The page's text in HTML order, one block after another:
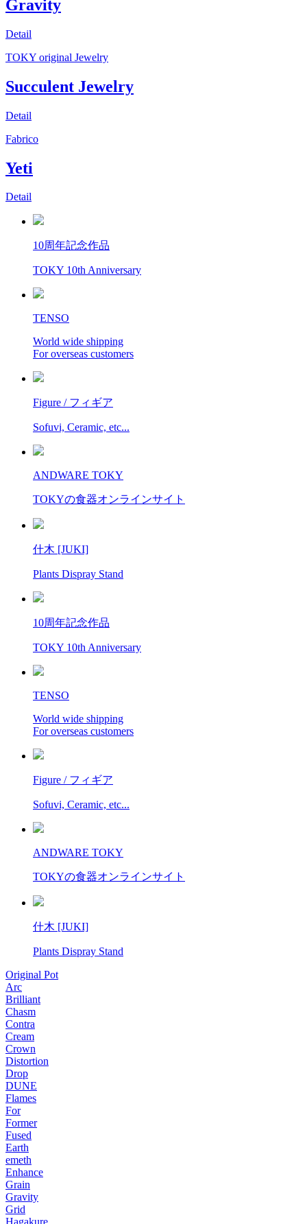
Gravity
Detail
TOKY original Jewelry
Succulent Jewelry
Detail
Fabrico
Yeti
Detail
10周年記念作品
TOKY 10th Anniversary
TENSO
World wide shipping
For overseas customers
Figure / フィギア
Sofuvi, Ceramic, etc...
ANDWARE TOKY
TOKYの食器オンラインサイト
什木 [JUKI]
Plants Dispray Stand
10周年記念作品
TOKY 10th Anniversary
TENSO
World wide shipping
For overseas customers
Figure / フィギア
Sofuvi, Ceramic, etc...
ANDWARE TOKY
TOKYの食器オンラインサイト
什木 [JUKI]
Plants Dispray Stand
Original Pot
Arc
Brilliant
Chasm
Contra
Cream
Crown
Distortion
Drop
DUNE
Flames
For
Former
Fused
Earth
emeth
Enhance
Grain
Gravity
Grid